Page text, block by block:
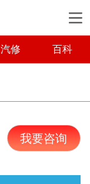
汽修 百科
我要咨询